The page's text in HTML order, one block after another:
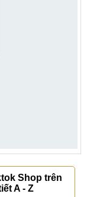
Shop trên
A - Z